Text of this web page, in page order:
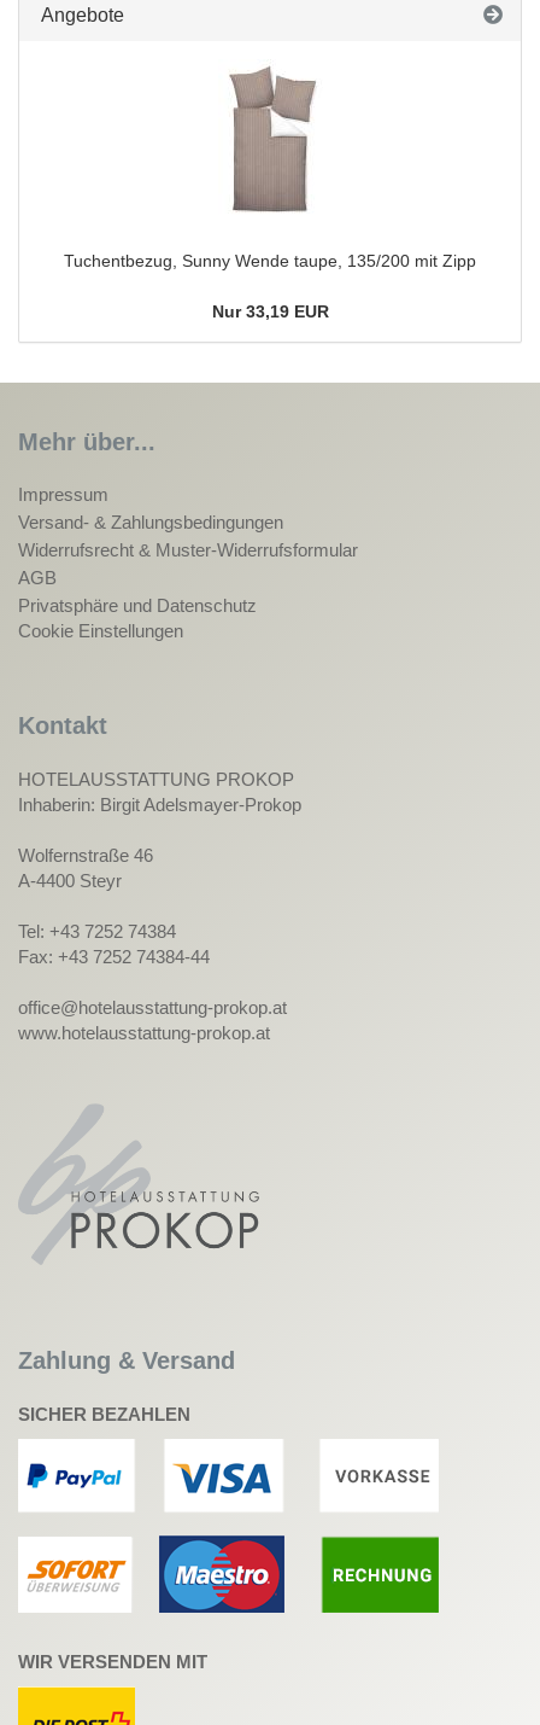
Angebote
Tuchentbezug, Sunny Wende taupe, 135/200 mit Zipp
Nur 33,19 EUR
Mehr über...
Impressum
Versand- & Zahlungsbedingungen
Widerrufsrecht & Muster-Widerrufsformular
AGB
Privatsphäre und Datenschutz
Cookie Einstellungen
Kontakt
HOTELAUSSTATTUNG PROKOP
Inhaberin: Birgit Adelsmayer-Prokop
Wolfernstraße 46
A-4400 Steyr
Tel: +43 7252 74384
Fax: +43 7252 74384-44
office@hotelausstattung-prokop.at
www.hotelausstattung-prokop.at
Zahlung & Versand
SICHER BEZAHLEN
WIR VERSENDEN MIT